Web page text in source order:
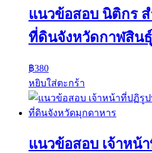
แนวข้อสอบ นิติกร
ที่ดินจังหวัดกาฬสินธุ์
฿380
หยิบใส่ตะกร้า
แนวข้อสอบ เจ้าหน้